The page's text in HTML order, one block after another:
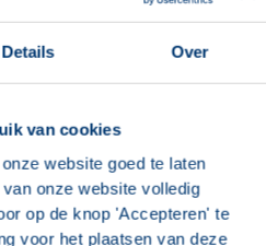
Details Over
van cookies
website goed te laten
onze website volledig
op de knop 'Accepteren' te
voor het plaatsen van deze